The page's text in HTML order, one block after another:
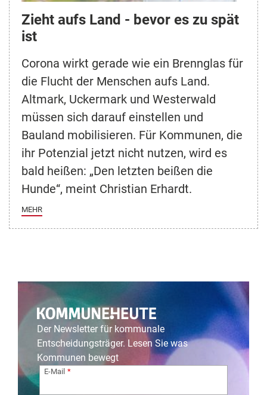
Zieht aufs Land - bevor es zu spät
ist
Corona wirkt gerade wie ein Brennglas für
die Flucht der Menschen aufs Land.
Altmark, Uckermark und Westerwald
müssen sich darauf einstellen und
Bauland mobilisieren. Für Kommunen, die
ihr Potenzial jetzt nicht nutzen, wird es
bald heißen: „Den letzten beißen die
Hunde“, meint Christian Erhardt.
MEHR
Der Newsletter für kommunale
Entscheidungsträger. Lesen Sie was
Kommunen bewegt
E-Mail